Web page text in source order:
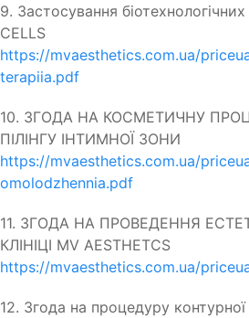
9. Застосування
CELLS
https://mvaesthetics.com.ua/
terapiia.pdf
10. ЗГОДА НА КОСМЕТИЧНУ
ПІЛІНГУ ІНТИМНОЇ ЗОНИ
https://mvaesthetics.com.ua/
omolodzhennia.pdf
11. ЗГОДА НА ПРОВЕДЕННЯ
КЛІНІЦІ MV AESTHETCS
https://mvaesthetics.com.ua/
12. Згода на процедуру контурної